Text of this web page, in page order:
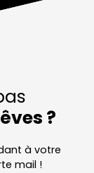
?
à votre
mail !